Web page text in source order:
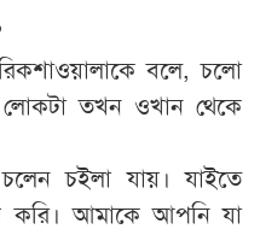
বলে, চলো
লোকটা তখন ওখান থেকে
চইলা যায়। যাইতে
করি। আমাকে আপনি যা